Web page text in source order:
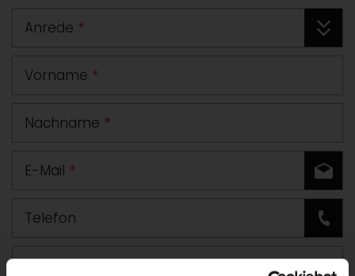
Anrede *
Vorname *
Nachname *
E-Mail *
Telefon
Straße